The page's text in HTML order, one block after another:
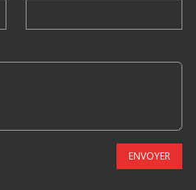
ENVOYER